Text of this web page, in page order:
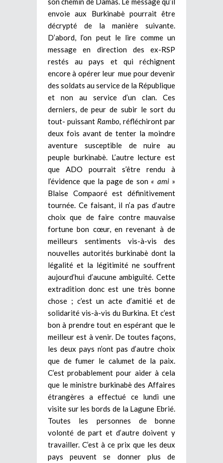
envoie aux Burkinabè pourrait être
décrypté de la manière suivante.
D’abord, l’on peut le lire comme un
message en direction des ex-RSP
restés au pays et qui réchignent
encore à opérer leur mue pour devenir
des soldats au service de la République
et non au service d’un clan. Ces
derniers, de peur de subir le sort du
tout- puissant Rambo, réfléchiront par
deux fois avant de tenter la moindre
aventure susceptible de nuire au
peuple burkinabè. L’autre lecture est
que ADO pourrait s’être rendu à
l’évidence que la page de son « ami »
Blaise Compaoré est définitivement
tournée. Ce faisant, il n’a pas d’autre
choix que de faire contre mauvaise
fortune bon cœur, en revenant à de
meilleurs sentiments vis-à-vis des
nouvelles autorités burkinabè dont la
légalité et la légitimité ne souffrent
aujourd’hui d’aucune ambiguïté. Cette
extradition donc est une très bonne
chose ; c’est un acte d’amitié et de
solidarité vis-à-vis du Burkina. Et c’est
bon à prendre tout en espérant que le
meilleur est à venir. De toutes façons,
les deux pays n’ont pas d’autre choix
que de fumer le calumet de la paix.
C’est probablement pour aider à cela
que le ministre burkinabè des Affaires
étrangères a effectué ce lundi une
visite sur les bords de la Lagune Ebrié.
Toutes les personnes de bonne
volonté de part et d’autre doivent y
travailler. C’est à ce prix que les deux
pays peuvent se donner plus de